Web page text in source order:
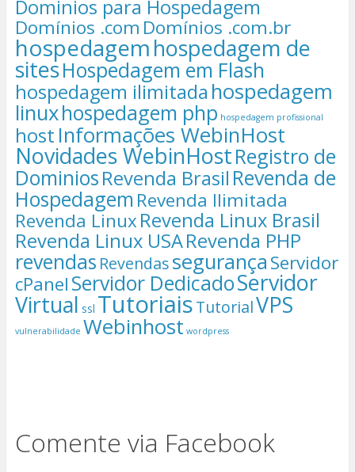
Dominios para Hospedagem
Domínios .com Domínios .com.br
hospedagemhospedagem de
sitesHospedagem em Flash
hospedagem ilimitada hospedagem
linuxhospedagem php hospedagem profissional
host Informações WebinHost
Novidades WebinHostRegistro de
DominiosRevenda Brasil Revenda de
Hospedagem Revenda Ilimitada
Revenda LinuxRevenda Linux Brasil
Revenda Linux USARevenda PHP
revendas RevendassegurançaServidor
cPanelServidor DedicadoServidor
Virtual ssl TutoriaisTutorialVPS
vulnerabilidade Webinhost wordpress
Comente via Facebook